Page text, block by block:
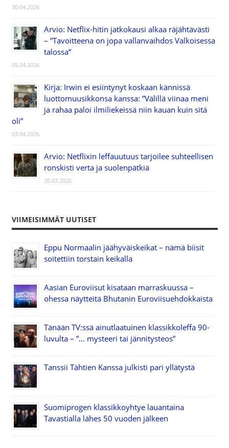
30.04.2026
Arvio: Netflix-hitin jatkokausi alkaa räjähtävästi
– ”Tavoitteena on jopa vallanvaihdos Valkoisessa
talossa”
05.04.2026
Kirja: Irwin ei esiintynyt koskaan kännissä
luottomuusikkonsa kanssa: ”Välillä viinaa meni
ja rahaa paloi ilmiliekeissä niin kauan kuin sitä
oli”
03.04.2026
Arvio: Netflixin leffauutuus tarjoilee suhteellisen
ronskisti verta ja suolenpätkiä
20.03.2026
VIIMEISIMMÄT UUTISET
Eppu Normaalin jäähyväiskeikat – nämä biisit
soitettiin torstain keikalla
Aasian Euroviisut kisataan marraskuussa –
ohessa näytteitä Bhutanin Euroviisuehdokkaista
Tänään TV:ssä ainutlaatuinen klassikkoleffa 90-
luvulta – ”… mysteeri tai jännitysteos”
Tanssii Tähtien Kanssa julkisti pari yllätystä
Suomiprogen klassikkoyhtye lauantaina
Tavastialla lähes 50 vuoden jälkeen